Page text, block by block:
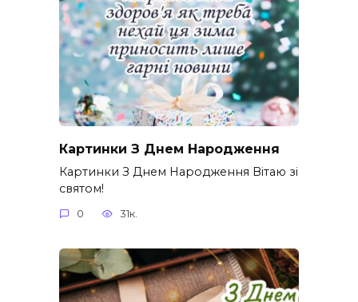
Картинки З Днем Народження
Картинки З Днем Народження Вітаю зі
святом!
0 31к.